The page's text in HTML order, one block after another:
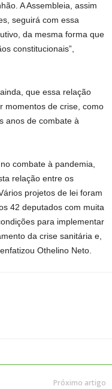
A Assembleia, assim
seguirá com essa
da mesma forma que
constitucionais”,
que essa relação
momentos de crise, como
anos de combate à
combate à pandemia,
relação entre os
projetos de lei foram
42 deputados com muita
para implementar
da crise sanitária e,
Othelino Neto.
Próximo artigo